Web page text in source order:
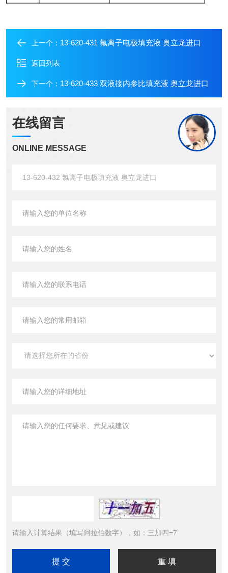
上一个： 13-620-431 氟离子电极填充液 奥立龙进口
返回列表
下一个： 13-620-433 双液接内参比填充液 奥立龙进口
在线留言
ONLINE MESSAGE
请输入计算结果（填写阿拉伯数字），如：三加四=7